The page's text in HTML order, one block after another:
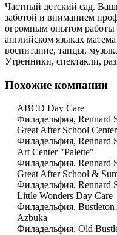
Частный детский сад.
заботой и вниманием
огромным опытом работы
английском языках
воспитание, танцы,
Утренники, спектакли,
Похожие компании
ABCD Day Care
Филадельфия, Rennard
Great After School Center
Филадельфия, Rennard
Art Center "Palette"
Филадельфия, Rennard
Great After School &
Филадельфия, Rennard
Little Wonders Day Care
Филадельфия, Bustleton
Azbuka
Филадельфия, Old